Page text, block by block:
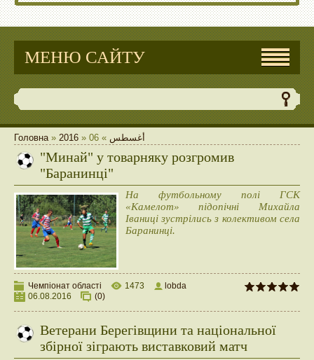
МЕНЮ САЙТУ
Головна» 2016 » أغسطس »
06
"Минай" у товарняку розгромив
"Баранинці"
На футбольному полі ГСК
«Камелот» підопічні Михайла
Іваниці зустрілись з колективом села
Баранинці.
Чемпіонат області 1473
lobda
06.08.2016
(0)
Ветерани Берегівщини та національної
збірної зіграють виставковий матч